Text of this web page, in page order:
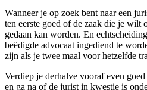
Wanneer je op zoek bent naar een
ten eerste goed of de zaak die je wilt
gedaan kan worden. En
beëdigde advocaat ingediend te
zijn als je twee maal voor hetzelfde
Verdiep je derhalve vooraf even
en ga na of de jurist in kwestie is